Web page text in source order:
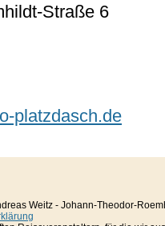
Straße 6
platzdasch.de
Weitz - Johann-Theodor-